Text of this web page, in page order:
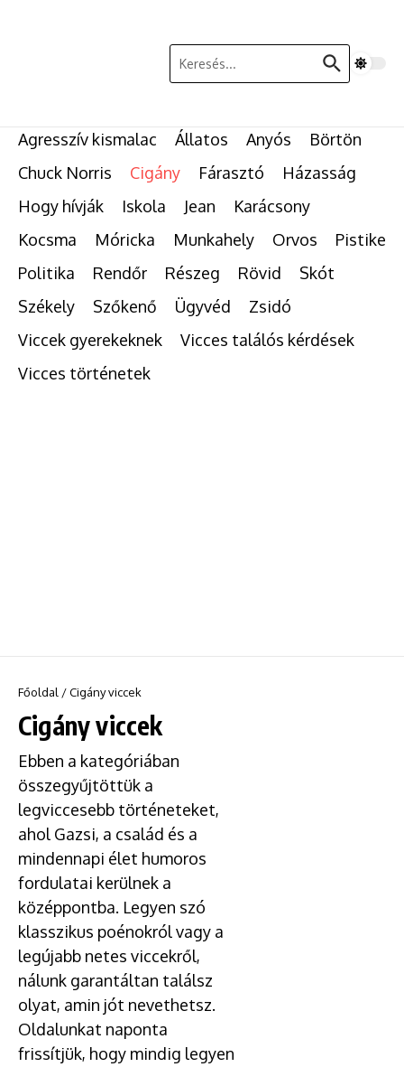
Keresés:
Agresszív kismalac Állatos Anyós
Börtön
Chuck Norris
Cigány Fárasztó
Házasság
Hogy hívják
Iskola Jean
Karácsony
Kocsma
Móricka Munkahely Orvos
Pistike
Politika
Rendőr Részeg Rövid
Skót
Székely
Szőkenő Ügyvéd
Zsidó
Viccek gyerekeknek
Vicces találós kérdések
Vicces történetek
Főoldal /Cigány viccek
Cigány viccek
Ebben a kategóriában
összegyűjtöttük a
legviccesebb történeteket,
ahol Gazsi, a család és a
mindennapi élet humoros
fordulatai kerülnek a
középpontba. Legyen szó
klasszikus poénokról vagy a
legújabb netes viccekről,
nálunk garantáltan találsz
olyat, amin jót nevethetsz.
Oldalunkat naponta
frissítjük, hogy mindig legyen